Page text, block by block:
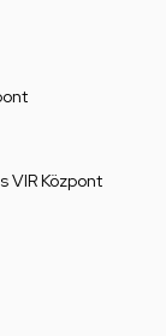
VIR Központ